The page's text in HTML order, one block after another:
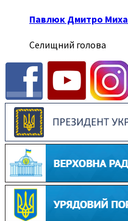
Павлюк Дмитро
Селищний голова